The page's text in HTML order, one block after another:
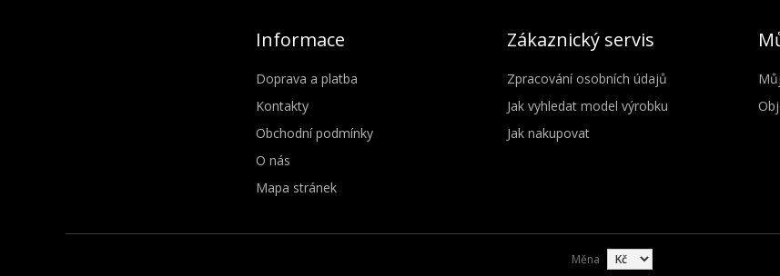
Informace
Doprava a platba
Kontakty
Obchodní podmínky
O nás
Mapa stránek
Zákaznický servis
Zpracování osobních údajů
Jak vyhledat model výrobku
Jak nakupovat
Měna